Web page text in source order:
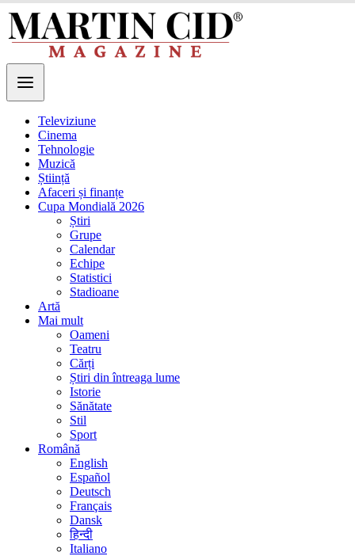
Televiziune
Cinema
Tehnologie
Muzică
Știință
Afaceri și finanțe
Cupa Mondială 2026
Știri
Grupe
Calendar
Echipe
Statistici
Stadioane
Artă
Mai mult
Oameni
Teatru
Cărți
Știri din întreaga lume
Istorie
Sănătate
Stil
Sport
Română
English
Español
Deutsch
Français
Dansk
हिन्दी
Italiano